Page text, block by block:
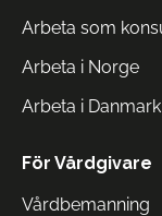
Arbeta som
Arbeta i Norge
Arbeta i Danmark
För Vårdgivare
Vårdbemanning